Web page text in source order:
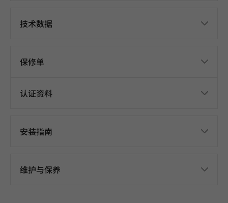
技术数据
保修单
认证资料
安装指南
维护与保养